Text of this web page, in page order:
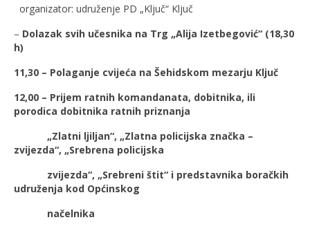
organizator: udruženje PD „Ključ“ Ključ
– Dolazak svih učesnika na Trg „Alija Izetbegović“ (18,30
h)
11,30 – Polaganje cvijeća na Šehidskom mezarju Ključ
12,00 – Prijem ratnih komandanata, dobitnika, ili
porodica dobitnika ratnih priznanja
„Zlatni ljiljan“, „Zlatna policijska značka –
zvijezda“, „Srebrena policijska
zvijezda“, „Srebreni štit“ i predstavnika boračkih
udruženja kod Općinskog
načelnika